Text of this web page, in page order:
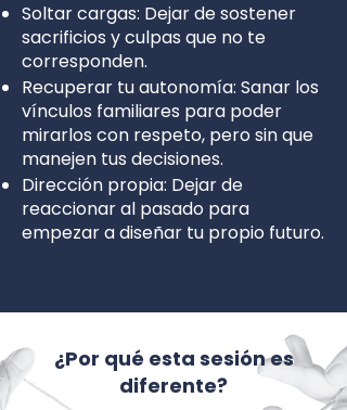
Soltar cargas: Dejar de sostener
sacrificios y culpas que no te
corresponden.
Recuperar tu autonomía: Sanar los
vínculos familiares para poder
mirarlos con respeto, pero sin que
manejen tus decisiones.
Dirección propia: Dejar de
reaccionar al pasado para
empezar a diseñar tu propio futuro.
¿Por qué esta sesión es
diferente?